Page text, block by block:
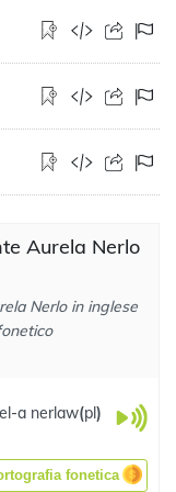
Aurela Nerlo
Nerlo in inglese
a nerlaw(pl)
fonetica